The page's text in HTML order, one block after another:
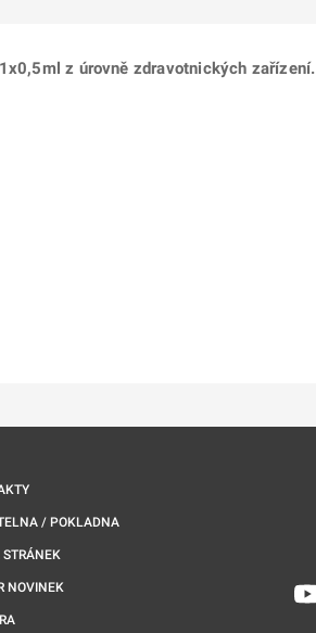
z úrovně zdravotnických zařízení.
/ POKLADNA
NOVINEK